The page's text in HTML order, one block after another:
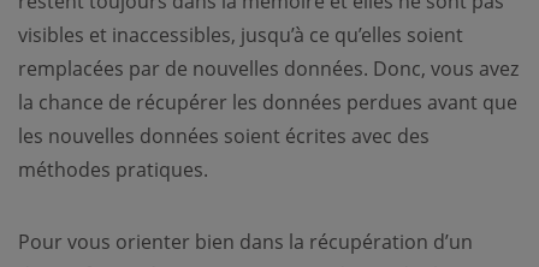
visibles et inaccessibles, jusqu’à ce qu’elles soient
remplacées par de nouvelles données. Donc, vous avez
la chance de récupérer les données perdues avant que
les nouvelles données soient écrites avec des
méthodes pratiques.
Pour vous orienter bien dans la récupération d’un